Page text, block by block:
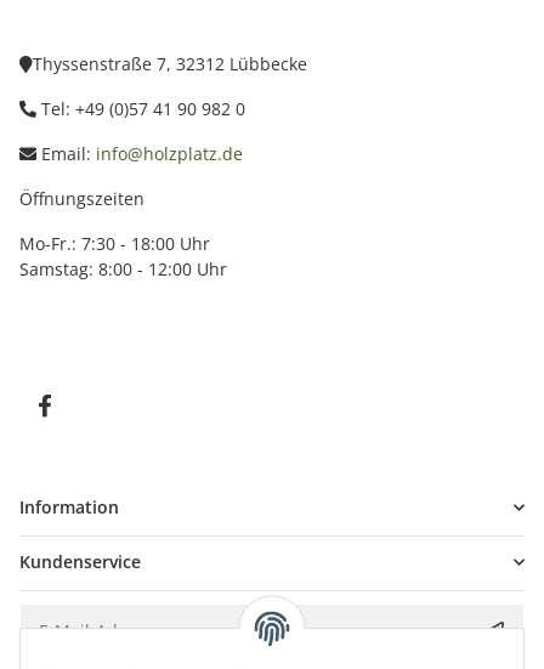
Thyssenstraße 7, 32312 Lübbecke
Tel: +49 (0)57 41 90 982 0
Email: info@holzplatz.de
Öffnungszeiten
Mo-Fr.: 7:30 - 18:00 Uhr
Samstag: 8:00 - 12:00 Uhr
Information
Kundenservice